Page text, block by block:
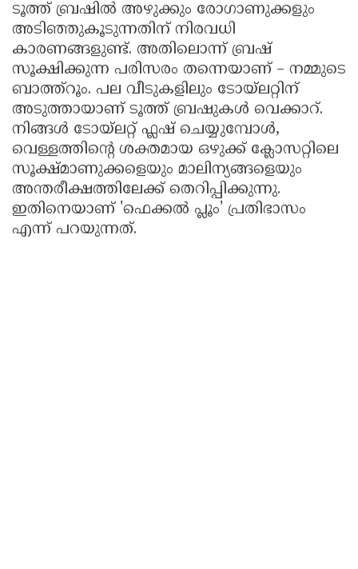
ടൂത്ത് ബ്രഷിൽ അഴുക്കും രോഗാണുക്കളും
അടിഞ്ഞുകൂടുന്നതിന് നിരവധി
കാരണങ്ങളുണ്ട്. അതിലൊന്ന് ബ്രഷ്
സൂക്ഷിക്കുന്ന പരിസരം തന്നെയാണ് – നമ്മുടെ
ബാത്ത്റൂം. പല വീടുകളിലും ടോയ്‌ലറ്റിന്
അടുത്തായാണ് ടൂത്ത് ബ്രഷുകൾ വെക്കാറ്.
നിങ്ങൾ ടോയ്‌ലറ്റ് ഫ്ലഷ് ചെയ്യുമ്പോൾ,
വെള്ളത്തിന്റെ ശക്തമായ ഒഴുക്ക് ക്ലോസറ്റിലെ
സൂക്ഷ്മാണുക്കളെയും മാലിന്യങ്ങളെയും
അന്തരീക്ഷത്തിലേക്ക് തെറിപ്പിക്കുന്നു.
ഇതിനെയാണ് 'ഫെക്കൽ പ്ലൂം' പ്രതിഭാസം
എന്ന് പറയുന്നത്.